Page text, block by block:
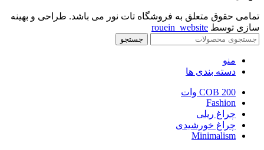
تمامی حقوق متعلق به فروشگاه تات نور می باشد. طراحی و بهینه
سازی توسط rouein_website
جستجو
منو
دسته بندی ها
COB 200 وات
Fashion
چراغ ریلی
چراغ خورشیدی
Minimalism